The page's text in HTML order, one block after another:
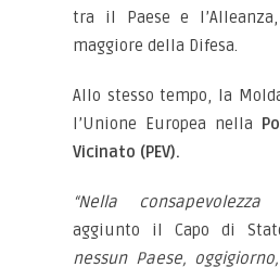
tra il Paese e
maggiore della Difesa.
Allo stesso tempo, la
l’Unione Europea nella
Vicinato (PEV).
“Nella consapevolezza
aggiunto il Capo di
nessun Paese,